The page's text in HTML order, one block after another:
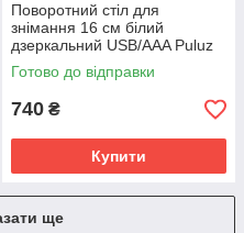
Поворотний стіл для
знімання 16 см білий
дзеркальний USB/AAA Puluz
TBD0606196501
Готово до відправки
740 ₴
Купити
ще